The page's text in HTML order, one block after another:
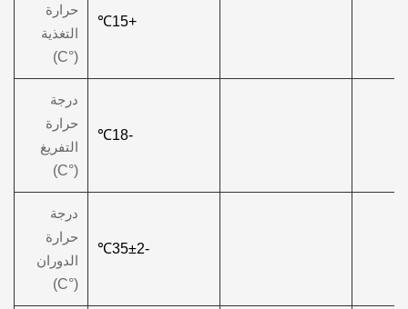
حرارة
التغذية
(°C)
+15
℃
درجة
حرارة
التفريغ
(°C)
-18
℃
درجة
حرارة
الدوران
(°C)
-35
±2℃